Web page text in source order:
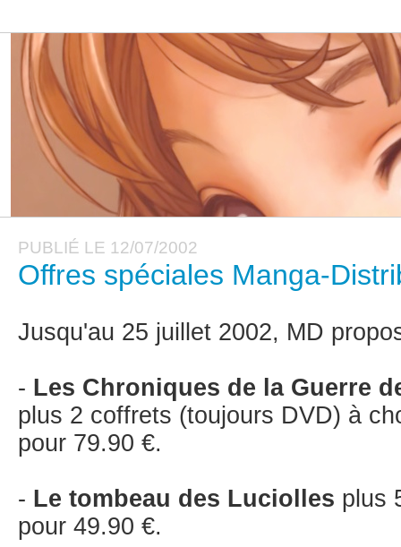
PUBLIÉ LE 12/07/2002
Offres spéciales Manga-
Jusqu'au 25 juillet 2002, MD
- Les Chroniques de la Guerre
plus 2 coffrets (toujours DVD) à
pour 79.90 €.
- Le tombeau des Luciolles plus
pour 49.90 €.